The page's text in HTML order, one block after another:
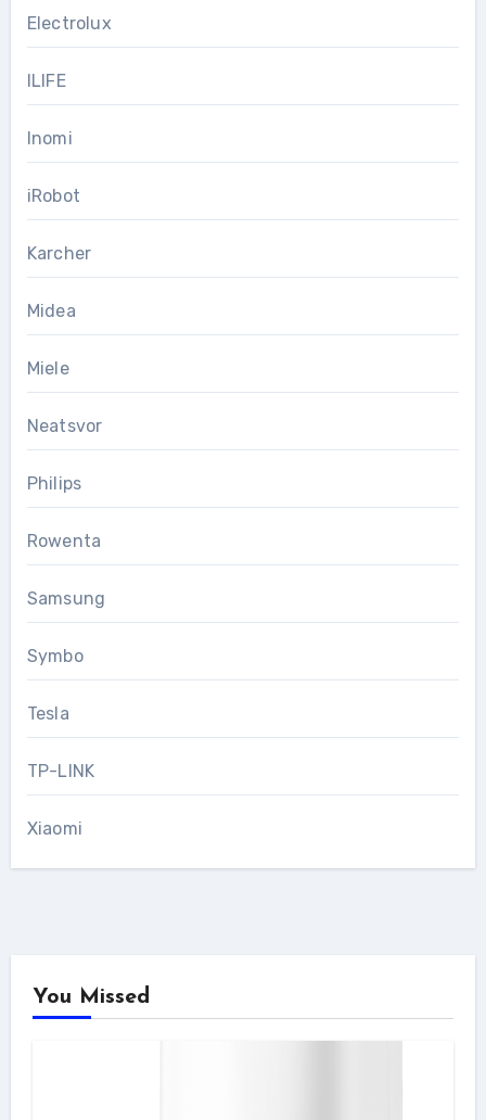
Electrolux
ILIFE
Inomi
iRobot
Karcher
Midea
Miele
Neatsvor
Philips
Rowenta
Samsung
Symbo
Tesla
TP-LINK
Xiaomi
You Missed